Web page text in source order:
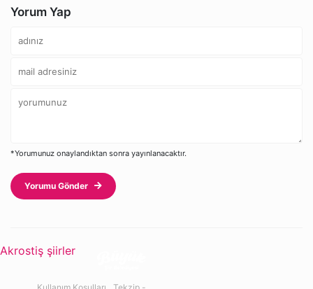
Yorum Yap
*Yorumunuz onaylandıktan sonra yayınlanacaktır.
Yorumu Gönder
Akrostiş şiirler